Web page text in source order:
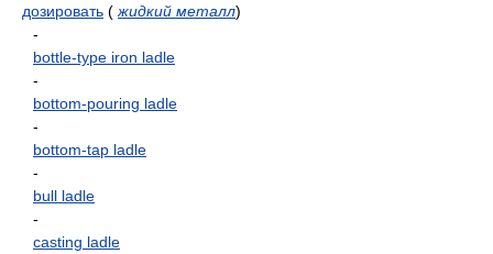
дозировать ( жидкий металл)
-
bottle-type iron ladle
-
bottom-pouring ladle
-
bottom-tap ladle
-
bull ladle
-
casting ladle